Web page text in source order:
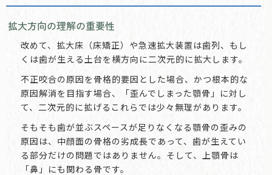
拡大方向の理解の重要性
改めて、拡大床（床矯正）や急速拡大装置は歯列、もし
くは歯が生える土台を横方向に二次元的に拡大します。
不正咬合の原因を骨格的要因とした場合、かつ根本的な
原因解消を目指す場合、「歪んでしまった顎骨」に対し
て、二次元的に拡げるこれらでは少々無理があります。
そもそも歯が並ぶスペースが足りなくなる顎骨の歪みの
原因は、中顔面の骨格の劣成長であって、歯が生えてい
る部分だけの問題ではありません。そして、上顎骨は
「鼻」にも関わる骨です。